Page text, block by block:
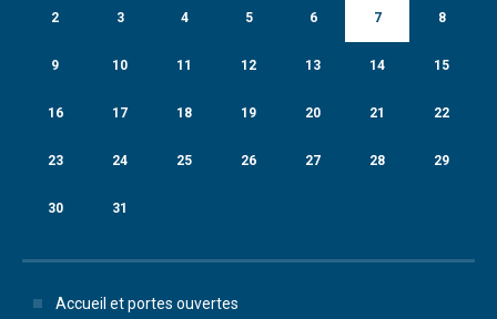
2 3 4 5 6 7 8
9 10 11 12 13 14 15
16 17 18 19 20 21 22
23 24 25 26 27 28 29
30 31
Accueil et portes ouvertes